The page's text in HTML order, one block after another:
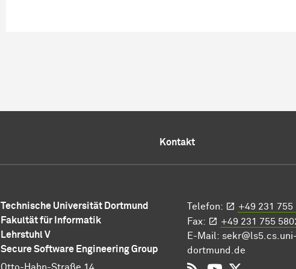
Kontakt
Technische Universität Dortmund
Fakultät für Informatik
Lehrstuhl V
Secure Software Engineering Group
Otto-Hahn-Straße 14
Telefon:
+49 231 755
Fax:
+49 231 755
E-Mail: sekr@ls5.cs.uni-
dortmund.de